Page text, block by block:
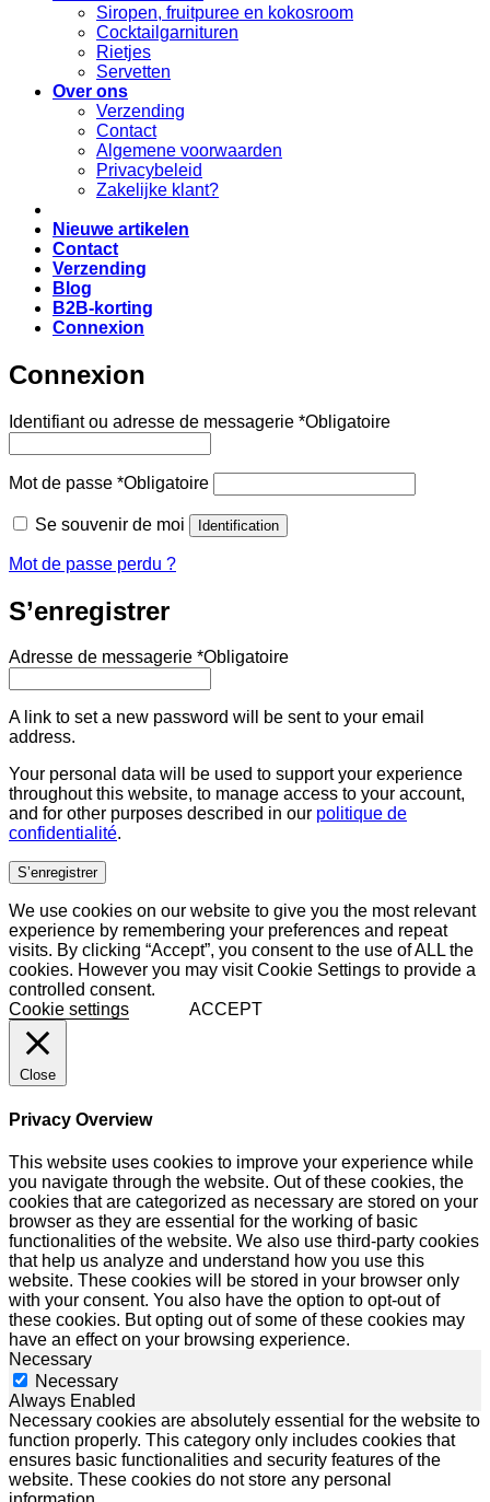
Siropen, fruitpuree en kokosroom
Cocktailgarnituren
Rietjes
Servetten
Over ons
Verzending
Contact
Algemene voorwaarden
Privacybeleid
Zakelijke klant?
Nieuwe artikelen
Contact
Verzending
Blog
B2B-korting
Connexion
Connexion
Identifiant ou adresse de messagerie *Obligatoire
Mot de passe *Obligatoire
Se souvenir de moi Identification
Mot de passe perdu ?
S’enregistrer
Adresse de messagerie *Obligatoire
A link to set a new password will be sent to your email
address.
Your personal data will be used to support your experience
throughout this website, to manage access to your account,
and for other purposes described in our politique de
confidentialité.
S’enregistrer
We use cookies on our website to give you the most relevant
experience by remembering your preferences and repeat
visits. By clicking “Accept”, you consent to the use of ALL the
cookies. However you may visit Cookie Settings to provide a
controlled consent.
Cookie settings
ACCEPT
Close
Privacy Overview
This website uses cookies to improve your experience while
you navigate through the website. Out of these cookies, the
cookies that are categorized as necessary are stored on your
browser as they are essential for the working of basic
functionalities of the website. We also use third-party cookies
that help us analyze and understand how you use this
website. These cookies will be stored in your browser only
with your consent. You also have the option to opt-out of
these cookies. But opting out of some of these cookies may
have an effect on your browsing experience.
Necessary
Necessary
Always Enabled
Necessary cookies are absolutely essential for the website to
function properly. This category only includes cookies that
ensures basic functionalities and security features of the
website. These cookies do not store any personal